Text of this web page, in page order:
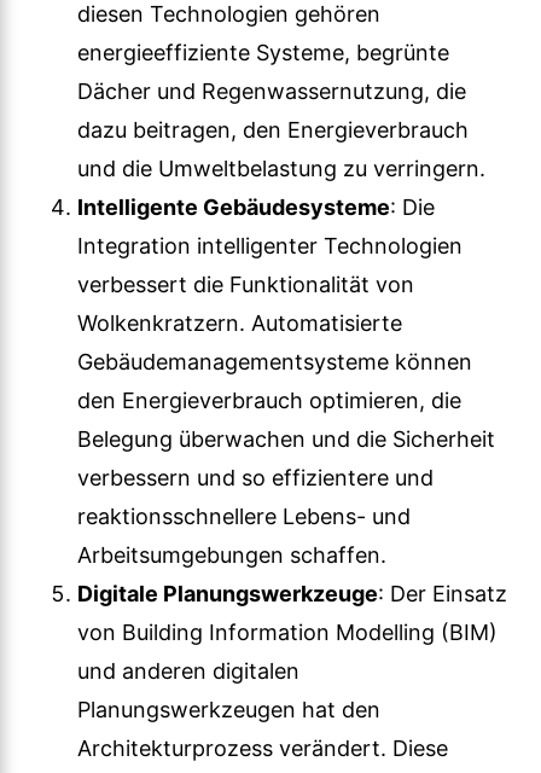
diesen Technologien gehören
energieeffiziente Systeme, begrünte
Dächer und Regenwassernutzung, die
dazu beitragen, den Energieverbrauch
und die Umweltbelastung zu verringern.
Intelligente Gebäudesysteme: Die
Integration intelligenter Technologien
verbessert die Funktionalität von
Wolkenkratzern. Automatisierte
Gebäudemanagementsysteme können
den Energieverbrauch optimieren, die
Belegung überwachen und die Sicherheit
verbessern und so effizientere und
reaktionsschnellere Lebens- und
Arbeitsumgebungen schaffen.
Digitale Planungswerkzeuge: Der Einsatz
von Building Information Modelling (BIM)
und anderen digitalen
Planungswerkzeugen hat den
Architekturprozess verändert. Diese